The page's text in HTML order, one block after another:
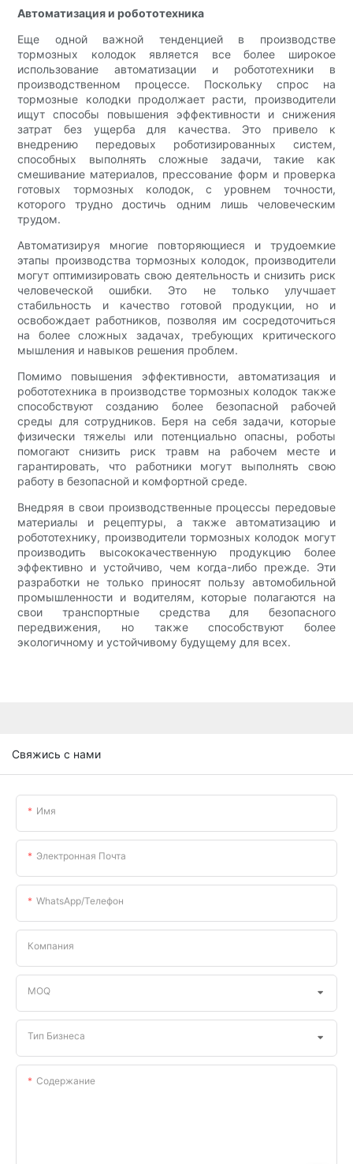
Автоматизация и робототехника
Еще одной важной тенденцией в производстве
тормозных колодок является все более широкое
использование автоматизации и робототехники в
производственном процессе. Поскольку спрос на
тормозные колодки продолжает расти, производители
ищут способы повышения эффективности и снижения
затрат без ущерба для качества. Это привело к
внедрению передовых роботизированных систем,
способных выполнять сложные задачи, такие как
смешивание материалов, прессование форм и проверка
готовых тормозных колодок, с уровнем точности,
которого трудно достичь одним лишь человеческим
трудом.
Автоматизируя многие повторяющиеся и трудоемкие
этапы производства тормозных колодок, производители
могут оптимизировать свою деятельность и снизить риск
человеческой ошибки. Это не только улучшает
стабильность и качество готовой продукции, но и
освобождает работников, позволяя им сосредоточиться
на более сложных задачах, требующих критического
мышления и навыков решения проблем.
Помимо повышения эффективности, автоматизация и
робототехника в производстве тормозных колодок также
способствуют созданию более безопасной рабочей
среды для сотрудников. Беря на себя задачи, которые
физически тяжелы или потенциально опасны, роботы
помогают снизить риск травм на рабочем месте и
гарантировать, что работники могут выполнять свою
работу в безопасной и комфортной среде.
Внедряя в свои производственные процессы передовые
материалы и рецептуры, а также автоматизацию и
робототехнику, производители тормозных колодок могут
производить высококачественную продукцию более
эффективно и устойчиво, чем когда-либо прежде. Эти
разработки не только приносят пользу автомобильной
промышленности и водителям, которые полагаются на
свои транспортные средства для безопасного
передвижения, но также способствуют более
экологичному и устойчивому будущему для всех.
Свяжись с нами
Имя
Электронная Почта
WhatsApp/телефон
Компания
MOQ
Тип Бизнеса
Содержание